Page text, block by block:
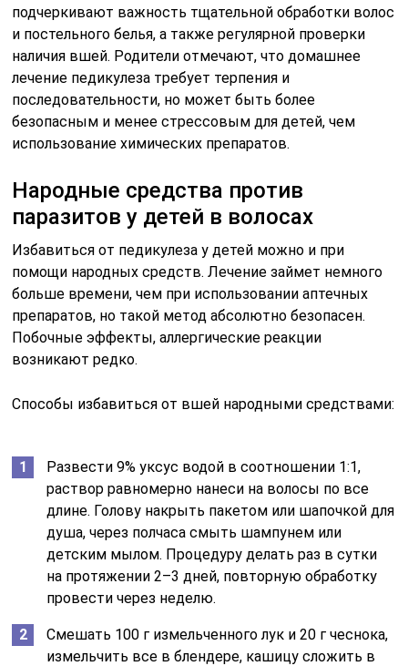
подчеркивают важность тщательной обработки волос
и постельного белья, а также регулярной проверки
наличия вшей. Родители отмечают, что домашнее
лечение педикулеза требует терпения и
последовательности, но может быть более
безопасным и менее стрессовым для детей, чем
использование химических препаратов.
Народные средства против
паразитов у детей в волосах
Избавиться от педикулеза у детей можно и при
помощи народных средств. Лечение займет немного
больше времени, чем при использовании аптечных
препаратов, но такой метод абсолютно безопасен.
Побочные эффекты, аллергические реакции
возникают редко.
Способы избавиться от вшей народными средствами:
Развести 9% уксус водой в соотношении 1:1,
раствор равномерно нанеси на волосы по все
длине. Голову накрыть пакетом или шапочкой для
душа, через полчаса смыть шампунем или
детским мылом. Процедуру делать раз в сутки
на протяжении 2–3 дней, повторную обработку
провести через неделю.
Смешать 100 г измельченного лук и 20 г чеснока,
измельчить все в блендере, кашицу сложить в